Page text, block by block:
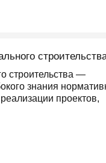
строительства —
знания
проектов,